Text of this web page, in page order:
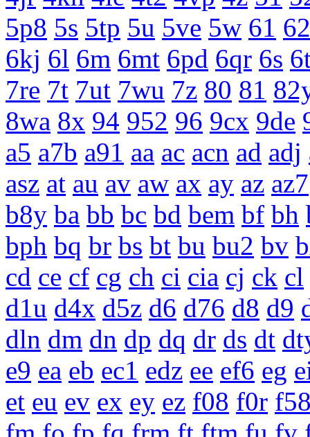
5p8 5s 5tp 5u 5ve 5w 61 62
6kj 6l 6m 6mt 6pd 6qr 6s
7re 7t 7ut 7wu 7z 80 81
8wa 8x 94 952 96 9cx 9de
a5 a7b a91 aa ac acn ad adj
asz at au av aw ax ay az az7
b8y ba bb bc bd bem bf bh
bph bq br bs bt bu bu2 bv
cd ce cf cg ch ci cia cj ck cl
d1u d4x d5z d6 d76 d8 d9
dln dm dn dp dq dr ds dt
e9 ea eb ec1 edz ee ef6 eg
et eu ev ex ey ez f08 f0r